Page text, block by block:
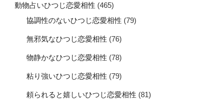
動物占いひつじ恋愛相性 (465)
協調性のないひつじ恋愛相性 (79)
無邪気なひつじ恋愛相性 (76)
物静かなひつじ恋愛相性 (78)
粘り強いひつじ恋愛相性 (79)
頼られると嬉しいひつじ恋愛相性 (81)